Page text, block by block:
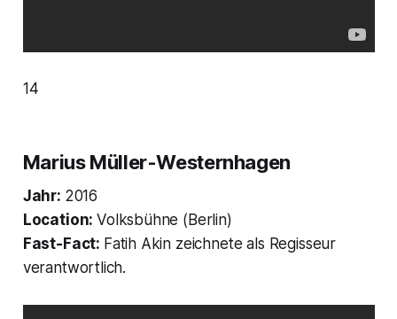
14
Marius Müller-Westernhagen
Jahr: 2016
Location:Volksbühne (Berlin)
Fast-Fact: Fatih Akin zeichnete als Regisseur
verantwortlich.